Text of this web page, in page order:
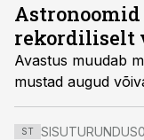
rekordiliselt
Avastus muudab
mustad augud
ST SISUTURUNDUS